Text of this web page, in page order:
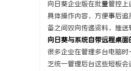
向日葵企业版在批量管控
具体操作内容，方便事后
备之间双向传递资料，推
向日葵与系统自带远程桌
很多企业在管理多台电脑
乏统一管理后台这些短板